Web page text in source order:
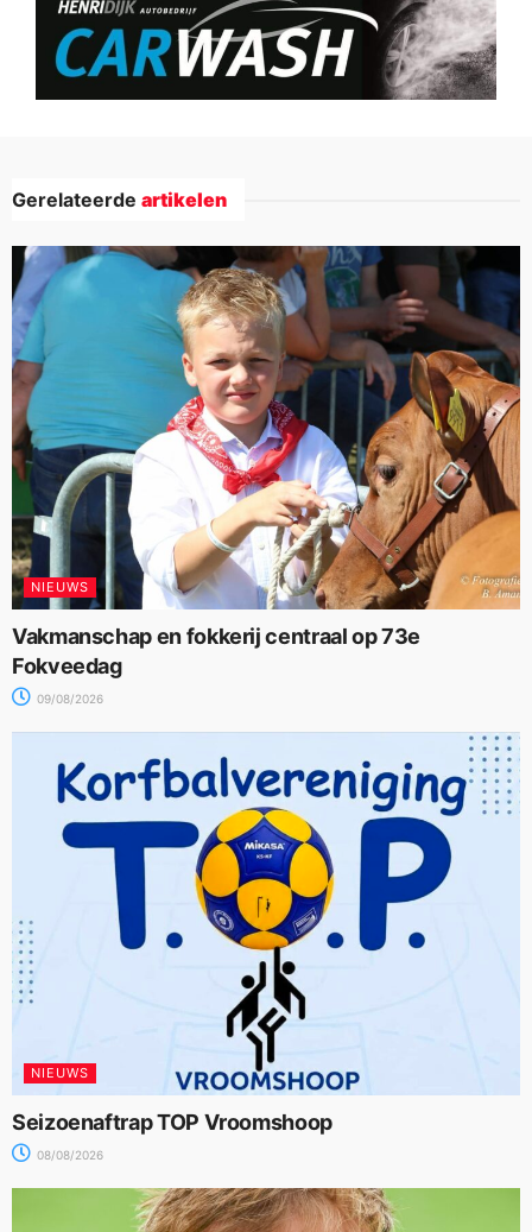
Gerelateerde artikelen
NIEUWS
Vakmanschap en fokkerij centraal op 73e
Fokveedag
09/08/2026
NIEUWS
Seizoenaftrap TOP Vroomshoop
08/08/2026